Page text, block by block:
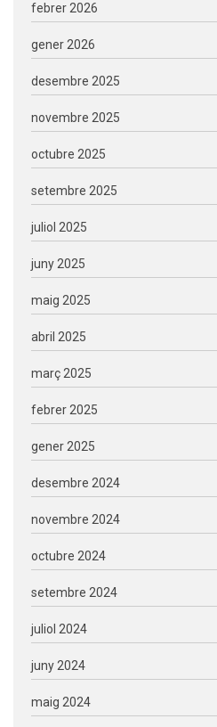
febrer 2026
gener 2026
desembre 2025
novembre 2025
octubre 2025
setembre 2025
juliol 2025
juny 2025
maig 2025
abril 2025
març 2025
febrer 2025
gener 2025
desembre 2024
novembre 2024
octubre 2024
setembre 2024
juliol 2024
juny 2024
maig 2024